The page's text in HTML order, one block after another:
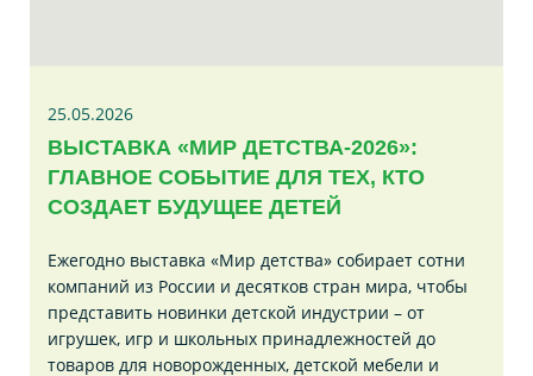
25.05.2026
ВЫСТАВКА «МИР ДЕТСТВА-2026»:
ГЛАВНОЕ СОБЫТИЕ ДЛЯ ТЕХ, КТО
СОЗДАЕТ БУДУЩЕЕ ДЕТЕЙ
Ежегодно выставка «Мир детства» собирает сотни
компаний из России и десятков стран мира, чтобы
представить новинки детской индустрии – от
игрушек, игр и школьных принадлежностей до
товаров для новорожденных, детской мебели и